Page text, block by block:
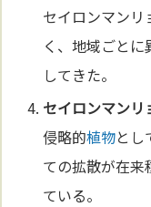
セイロンマンリ
く、地域ごとに
してきた。
セイロンマンリ
侵略的植物とし
ての拡散が在来
ている。